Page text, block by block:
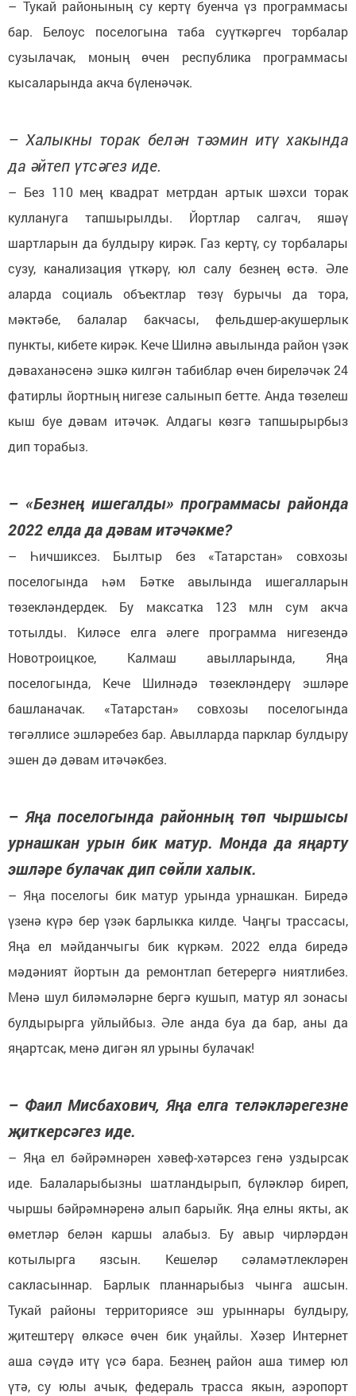
– Тукай районының су кертү буенча үз программасы
бар. Белоус поселогына таба суүткәргеч торбалар
сузылачак, моның өчен республика программасы
кысаларында акча бүленәчәк.
– Халыкны торак белән тәэмин итү хакында
да әйтеп үтсәгез иде.
– Без 110 мең квадрат метрдан артык шәхси торак
куллануга тапшырылды. Йортлар салгач, яшәү
шартларын да булдыру кирәк. Газ кертү, су торбалары
сузу, канализация үткәрү, юл салу безнең өстә. Әле
аларда социаль объектлар төзү бурычы да тора,
мәктәбе, балалар бакчасы, фельдшер-акушерлык
пункты, кибете кирәк. Кече Шилнә авылында район үзәк
дәваханәсенә эшкә килгән табиблар өчен биреләчәк 24
фатирлы йортның нигезе салынып бетте. Анда төзелеш
кыш буе дәвам итәчәк. Алдагы көзгә тапшырырбыз
дип торабыз.
– «Безнең ишегалды» программасы районда
2022 елда да дәвам итәчәкме?
– Һичшиксез. Былтыр без «Татарстан» совхозы
поселогында һәм Бәтке авылында ишегалларын
төзекләндердек. Бу максатка 123 млн сум акча
тотылды. Киләсе елга әлеге программа нигезендә
Новотроицкое, Калмаш авылларында, Яңа
поселогында, Кече Шилнәдә төзекләндерү эшләре
башланачак. «Татарстан» совхозы поселогында
төгәллисе эшләребез бар. Авылларда парклар булдыру
эшен дә дәвам итәчәкбез.
– Яңа поселогында районның төп чыршысы
урнашкан урын бик матур. Монда да яңарту
эшләре булачак дип сөйли халык.
– Яңа поселогы бик матур урында урнашкан. Биредә
үзенә күрә бер үзәк барлыкка килде. Чаңгы трассасы,
Яңа ел мәйданчыгы бик күркәм. 2022 елда биредә
мәдәният йортын да ремонтлап бетерергә ниятлибез.
Менә шул биләмәләрне бергә кушып, матур ял зонасы
булдырырга уйлыйбыз. Әле анда буа да бар, аны да
яңартсак, менә дигән ял урыны булачак!
– Фаил Мисбахович, Яңа елга теләкләрегезне
җиткерсәгез иде.
– Яңа ел бәйрәмнәрен хәвеф-хәтәрсез генә уздырсак
иде. Балаларыбызны шатландырып, бүләкләр биреп,
чыршы бәйрәмнәренә алып барыйк. Яңа елны якты, ак
өметләр белән каршы алабыз. Бу авыр чирләрдән
котылырга язсын. Кешеләр сәламәтлекләрен
сакласыннар. Барлык планнарыбыз чынга ашсын.
Тукай районы территориясе эш урыннары булдыру,
җитештерү өлкәсе өчен бик уңайлы. Хәзер Интернет
аша сәүдә итү үсә бара. Безнең район аша тимер юл
үтә, су юлы ачык, федераль трасса якын, аэропорт